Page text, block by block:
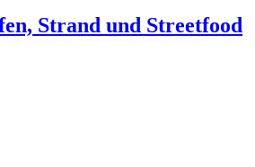
Strand und Streetfood